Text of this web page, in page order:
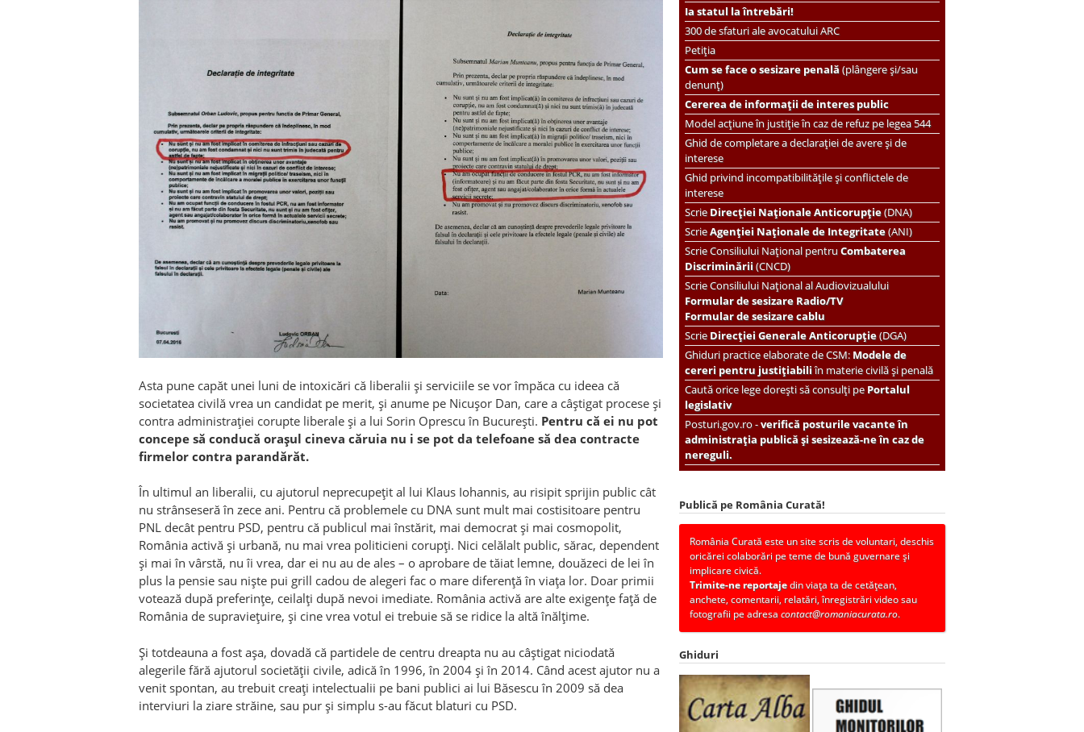
Asta pune capăt unei luni de intoxicări că liberalii și serviciile se vor împăca cu ideea că
societatea civilă vrea un candidat pe merit, și anume pe Nicușor Dan, care a câștigat procese și
contra administrației corupte liberale și a lui Sorin Oprescu în București. Pentru că ei nu pot
concepe să conducă orașul cineva căruia nu i se pot da telefoane să dea contracte
firmelor contra parandărăt.
În ultimul an liberalii, cu ajutorul neprecupețit al lui Klaus Iohannis, au risipit sprijin public cât
nu strânseseră în zece ani. Pentru că problemele cu DNA sunt mult mai costisitoare pentru
PNL decât pentru PSD, pentru că publicul mai înstărit, mai democrat și mai cosmopolit,
România activă și urbană, nu mai vrea politicieni corupți. Nici celălalt public, sărac, dependent
și mai în vârstă, nu îi vrea, dar ei nu au de ales – o aprobare de tăiat lemne, douăzeci de lei în
plus la pensie sau niște pui grill cadou de alegeri fac o mare diferență în viața lor. Doar primii
votează după preferințe, ceilalți după nevoi imediate. România activă are alte exigențe față de
România de supraviețuire, și cine vrea votul ei trebuie să se ridice la altă înălțime.
Și totdeauna a fost așa, dovadă că partidele de centru dreapta nu au câștigat niciodată
alegerile fără ajutorul societății civile, adică în 1996, în 2004 și în 2014. Când acest ajutor nu a
venit spontan, au trebuit creați intelectualii pe bani publici ai lui Băsescu în 2009 să dea
interviuri la ziare străine, sau pur și simplu s-au făcut blaturi cu PSD.
Ia statul la întrebări!
300 de sfaturi ale avocatului ARC
Petiția
Cum se face o sesizare penală(plângere și/sau
denunț)
Cererea de informații de interes public
Model acțiune în justiție în caz de refuz pe legea 544
Ghid de completare a declarației de avere și de
interese
Ghid privind incompatibilitățile și conflictele de
interese
ScrieDirecției Naționale Anticorupție(DNA)
ScrieAgenției Naționale de Integritate(ANI)
ScrieConsiliului Național pentruCombaterea
Discriminării(CNCD)
Scrie Consiliului Național al Audiovizualului
Formular de sesizare Radio/TV
Formular de sesizare cablu
ScrieDirecției Generale Anticorupție(DGA)
Ghiduri practice elaborate de CSM: Modele de
cereri pentru justițiabiliîn materie civilă și penală
Caută orice lege dorești să consulți pePortalul
legislativ
Posturi.gov.ro -verifică posturile vacante în
administrația publică și sesizează-ne în caz de
nereguli.
Publică pe România Curată!
România Curată este un site scris de voluntari, deschis
oricărei colaborări pe teme de bună guvernare și
implicare civică.
Trimite-ne reportajedin viața ta de cetățean,
anchete, comentarii, relatări, înregistrări video sau
fotografii pe adresacontact@romaniacurata.ro.
Ghiduri